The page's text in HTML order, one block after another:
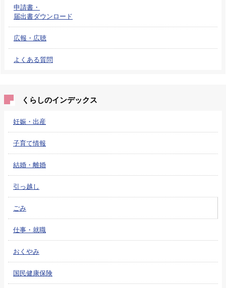
申請書・
届出書ダウンロード
広報・広聴
よくある質問
くらしのインデックス
妊娠・出産
子育て情報
結婚・離婚
引っ越し
ごみ
仕事・就職
おくやみ
国民健康保険